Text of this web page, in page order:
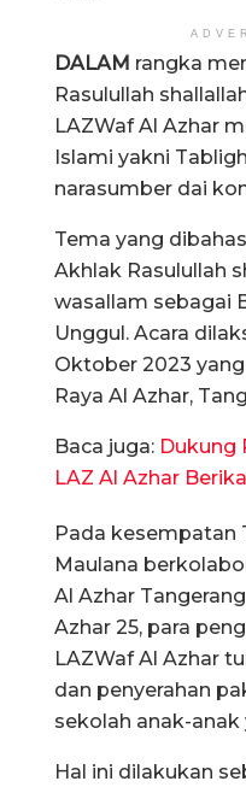
DALAM rangka
Rasulullah
LAZWaf Al Azhar
Islami yakni
narasumber dai
Tema yang
Akhlak Rasulullah
wasallam sebagai
Unggul. Acara
Oktober 2023
Raya Al Azhar,
Baca juga: Dukung
LAZ Al Azhar
Pada kesempatan
Maulana
Al Azhar
Azhar 25, para
LAZWaf Al Azhar
dan penyerahan
sekolah anak-anak
Hal ini dilakukan